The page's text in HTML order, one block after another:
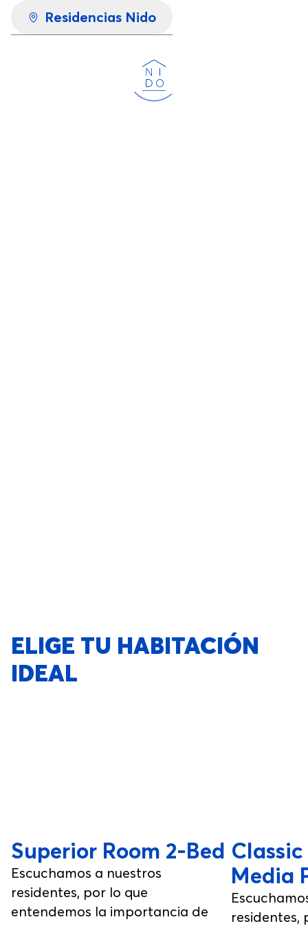
Residencias Nido
Cargando...
ELIGE TU HABITACIÓN
IDEAL
Superior Room 2-Bed
Escuchamos a nuestros
residentes, por lo que
entendemos la importancia de
Media
residentes,